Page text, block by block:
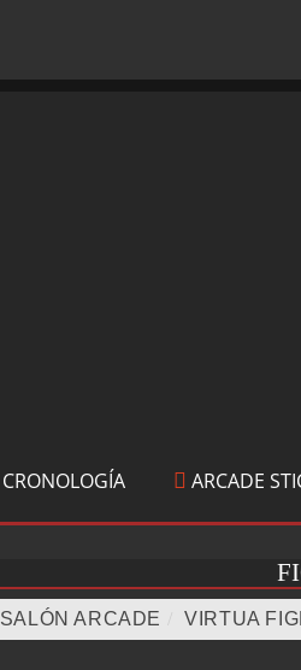
CRONOLOGÍA ARCADE
SALÓN ARCADE VIRTUA